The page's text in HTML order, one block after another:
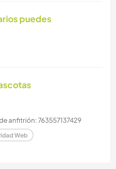
puedes
anfitrión: 763557137429
Web